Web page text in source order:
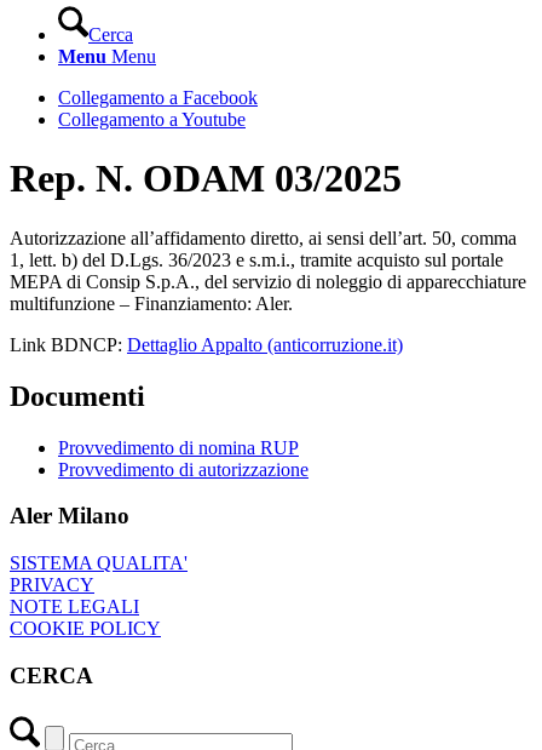
Cerca
Menu Menu
Collegamento a Facebook
Collegamento a Youtube
Rep. N. ODAM 03/2025
Autorizzazione all’affidamento diretto, ai sensi dell’art. 50, comma
1, lett. b) del D.Lgs. 36/2023 e s.m.i., tramite acquisto sul portale
MEPA di Consip S.p.A., del servizio di noleggio di apparecchiature
multifunzione – Finanziamento: Aler.
Link BDNCP: Dettaglio Appalto (anticorruzione.it)
Documenti
Provvedimento di nomina RUP
Provvedimento di autorizzazione
Aler Milano
SISTEMA QUALITA'
PRIVACY
NOTE LEGALI
COOKIE POLICY
CERCA